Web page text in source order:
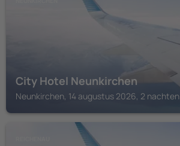
City Hotel Neunkirchen
Neunkirchen, 14 augustus 2026, 2 nachten